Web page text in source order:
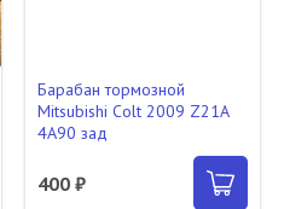
Барабан тормозной
Mitsubishi Colt 2009 Z21A
4A90 зад
400 ₽